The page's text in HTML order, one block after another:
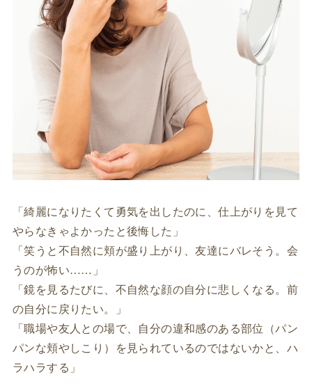
「綺麗になりたくて勇気を出したのに、仕上がりを見て
やらなきゃよかったと後悔した」
「笑うと不自然に頬が盛り上がり、友達にバレそう。会
うのが怖い……」
「鏡を見るたびに、不自然な顔の自分に悲しくなる。前
の自分に戻りたい。」
「職場や友人との場で、自分の違和感のある部位（パン
パンな頬やしこり）を見られているのではないかと、ハ
ラハラする」